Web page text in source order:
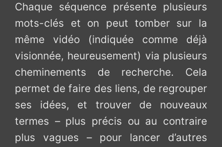
Chaque séquence présente plusieurs
mots-clés et on peut tomber sur la
même vidéo (indiquée comme déjà
visionnée, heureusement) via plusieurs
cheminements de recherche. Cela
permet de faire des liens, de regrouper
ses idées, et trouver de nouveaux
termes – plus précis ou au contraire
plus vagues – pour lancer d’autres